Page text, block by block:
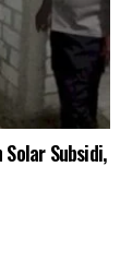
Subsidi,